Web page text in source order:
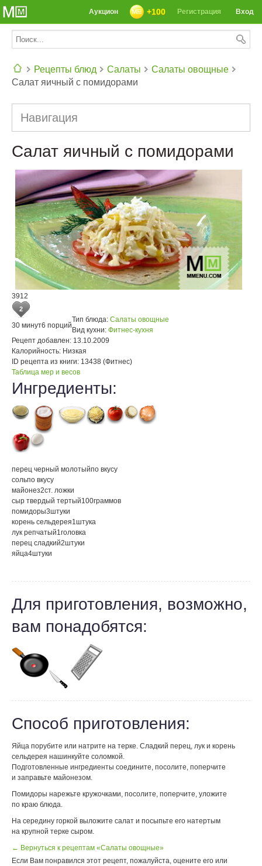
Вход
Регистрация
+100
Аукцион
Рецепты блюд Салаты
Салаты овощные
Салат яичный с помидорами
Навигация
Салат яичный с помидорами
3912
2
30 минут6 порций
Тип блюда: Салаты овощные
Вид кухни: Фитнес-кухня
Рецепт добавлен: 13.10.2009
Калорийность: Низкая
ID рецепта из книги: 13438 (Фитнес)
Таблица мер и весов
Ингредиенты:
перец черный молотыйпо вкусу
сольпо вкусу
майонез2ст. ложки
сыр твердый тертый100граммов
помидоры3штуки
корень сельдерея1штука
лук репчатый1головка
перец сладкий2штуки
яйца4штуки
Для приготовления, возможно,
вам понадобятся:
Способ приготовления:
Яйца порубите или натрите на терке. Сладкий перец, лук и корень
сельдерея нашинкуйте соломкой.
Подготовленные ингредиенты соедините, посолите, поперчите
и заправьте майонезом.
Помидоры нарежьте кружочками, посолите, поперчите, уложите
по краю блюда.
На середину горкой выложите салат и посыпьте его натертым
на крупной терке сыром.
← Вернуться к рецептам «Салаты овощные»
Если Вам понравился этот рецепт, пожалуйста, оцените его или